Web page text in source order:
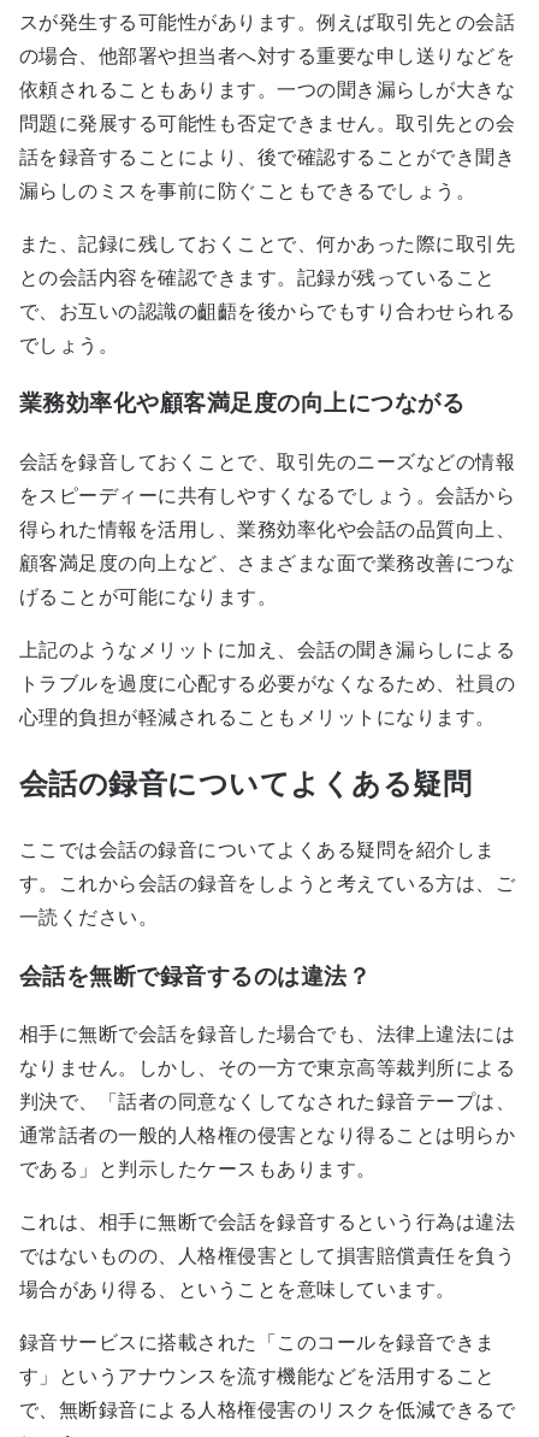
スが発生する可能性があります。例えば取引先との会話
の場合、他部署や担当者へ対する重要な申し送りなどを
依頼されることもあります。一つの聞き漏らしが大きな
問題に発展する可能性も否定できません。取引先との会
話を録音することにより、後で確認することができ聞き
漏らしのミスを事前に防ぐこともできるでしょう。
また、記録に残しておくことで、何かあった際に取引先
との会話内容を確認できます。記録が残っていること
で、お互いの認識の齟齬を後からでもすり合わせられる
でしょう。
業務効率化や顧客満足度の向上につながる
会話を録音しておくことで、取引先のニーズなどの情報
をスピーディーに共有しやすくなるでしょう。会話から
得られた情報を活用し、業務効率化や会話の品質向上、
顧客満足度の向上など、さまざまな面で業務改善につな
げることが可能になります。
上記のようなメリットに加え、会話の聞き漏らしによる
トラブルを過度に心配する必要がなくなるため、社員の
心理的負担が軽減されることもメリットになります。
会話の録音についてよくある疑問
ここでは会話の録音についてよくある疑問を紹介しま
す。これから会話の録音をしようと考えている方は、ご
一読ください。
会話を無断で録音するのは違法？
相手に無断で会話を録音した場合でも、法律上違法には
なりません。しかし、その一方で東京高等裁判所による
判決で、「話者の同意なくしてなされた録音テープは、
通常話者の一般的人格権の侵害となり得ることは明らか
である」と判示したケースもあります。
これは、相手に無断で会話を録音するという行為は違法
ではないものの、人格権侵害として損害賠償責任を負う
場合があり得る、ということを意味しています。
録音サービスに搭載された「このコールを録音できま
す」というアナウンスを流す機能などを活用すること
で、無断録音による人格権侵害のリスクを低減できるで